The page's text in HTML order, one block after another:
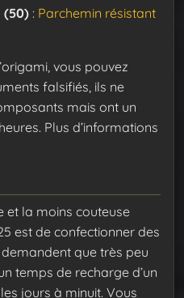
(50) : Parchemin résistant
vous pouvez
falsifiés, ils ne
mais ont un
Plus d’informations
et la moins couteuse
est de confectionner des
que très peu
temps de recharge d’un
jours à minuit. Vous